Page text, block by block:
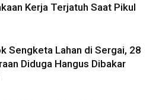
Kerja Terjatuh Saat Pikul
Sengketa Lahan di Sergai, 28
Diduga Hangus Dibakar